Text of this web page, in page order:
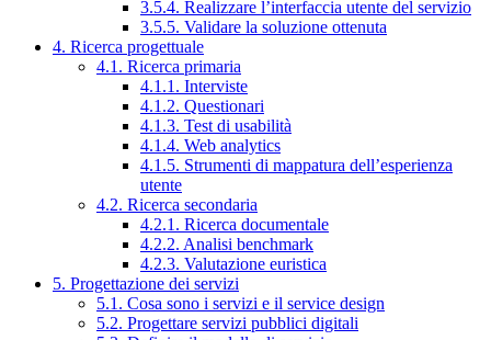
3.5.4. Realizzare l’interfaccia utente del servizio
3.5.5. Validare la soluzione ottenuta
4. Ricerca progettuale
4.1. Ricerca primaria
4.1.1. Interviste
4.1.2. Questionari
4.1.3. Test di usabilità
4.1.4. Web analytics
4.1.5. Strumenti di mappatura dell’esperienza
utente
4.2. Ricerca secondaria
4.2.1. Ricerca documentale
4.2.2. Analisi benchmark
4.2.3. Valutazione euristica
5. Progettazione dei servizi
5.1. Cosa sono i servizi e il service design
5.2. Progettare servizi pubblici digitali